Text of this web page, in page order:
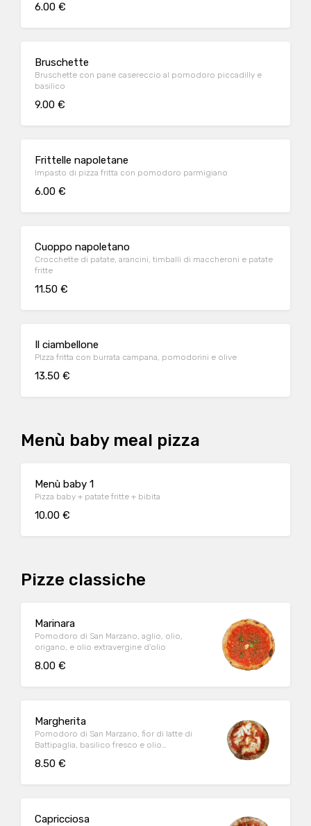
6.00 €
Bruschette
Bruschette con pane casereccio al pomodoro piccadilly e
basilico
9.00 €
Frittelle napoletane
Impasto di pizza fritta con pomodoro parmigiano
6.00 €
Cuoppo napoletano
Crocchette di patate, arancini, timballi di maccheroni e patate
fritte
11.50 €
Il ciambellone
PIzza fritta con burrata campana, pomodorini e olive
13.50 €
Menù baby meal pizza
Menù baby 1
Pizza baby + patate fritte + bibita
10.00 €
Pizze classiche
Marinara
Pomodoro di San Marzano, aglio, olio,
origano, e olio extravergine d'olio
8.00 €
Margherita
Pomodoro di San Marzano, fior di latte di
Battipaglia, basilico fresco e olio
8.50 €
Capricciosa